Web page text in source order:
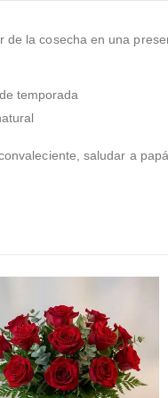
de la cosecha en una
temporada
saludar a